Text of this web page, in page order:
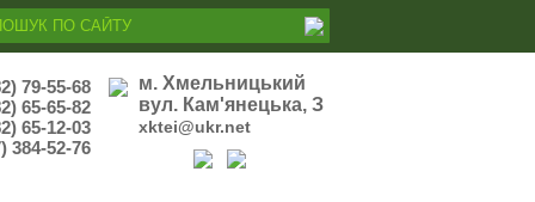
м. Хмельницький
вул. Кам'янецька, З
xktei@ukr.net
79-55-68
65-65-82
65-12-03
384-52-76